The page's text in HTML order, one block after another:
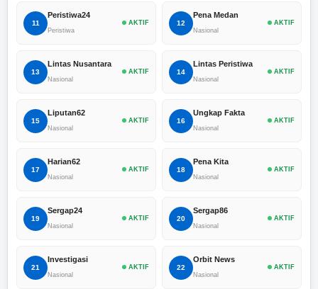
11
Peristiwa24
Peristiwa
AKTIF 12
Pena Medan
Nasional
AKTIF
13
Lintas Nusantara
Nasional
AKTIF 14
Lintas Peristiwa
Nasional
AKTIF
15
Liputan62
Nasional
AKTIF 16
Ungkap Fakta
Nasional
AKTIF
17
Harian62
Nasional
AKTIF 18
Pena Kita
Nasional
AKTIF
19
Sergap24
Nasional
AKTIF 20
Sergap86
Nasional
AKTIF
21
Investigasi
Nasional
AKTIF 22
Orbit News
Nasional
AKTIF